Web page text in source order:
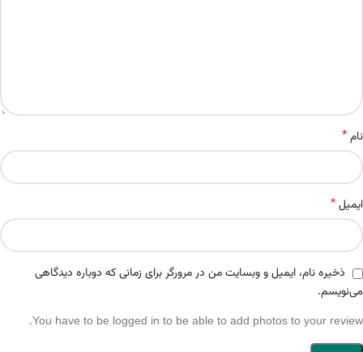
نام*
ایمیل*
ذخیره نام، ایمیل و وبسایت من در مرورگر برای زمانی که دوباره دیدگاهی
می‌نویسم.
You have to be logged in to be able to add photos to your review.